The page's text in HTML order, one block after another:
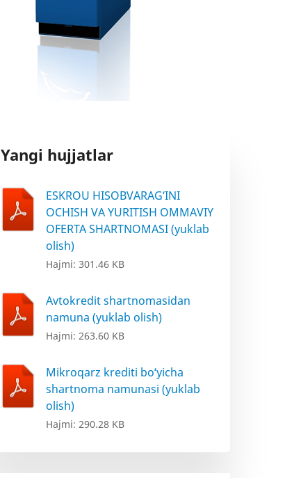
Yangi hujjatlar
ESKROU HISOBVARAG‘INI
OCHISH VA YURITISH OMMAVIY
OFERTA SHARTNOMASI (yuklab
olish)
Hajmi: 301.46 KB
Avtokredit shartnomasidan
namuna (yuklab olish)
Hajmi: 263.60 KB
Mikroqarz krediti bo‘yicha
shartnoma namunasi (yuklab
olish)
Hajmi: 290.28 KB